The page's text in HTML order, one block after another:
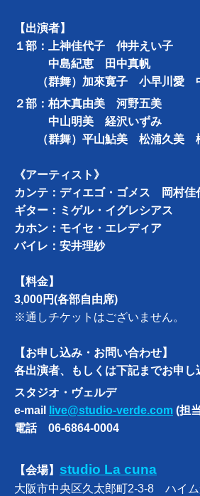
【出演者】
１部：上神佳代子 仲井えい子
中島紀恵 田中真帆
（群舞）加來寛子 小早川愛
２部：柏木真由美 河野五美
中山明美 経沢いずみ
（群舞）平山鮎美 松浦久美
《アーティスト》
カンテ：ディエゴ・ゴメス 岡村佳
ギター：ミゲル・イグレシアス
カホン：モイセ・エレディア
バイレ：安井理紗
【料金】
3,000円(各部自由席)
※通しチケットはございません。
【お申し込み・お問い合わせ】
各出演者、もしくは下記までお申し
スタジオ・ヴェルデ
e-mail
live@studio-verde.com (担
電話 06-6864-0004
【会場】 studio La cuna
大阪市中央区久太郎町2-3-8 ハイ